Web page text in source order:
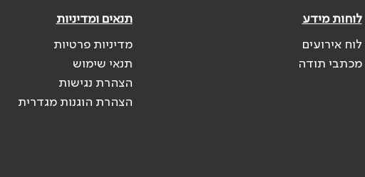
לוחות מידע
לוח אירועים
מכתבי תודה
תנאים ומדיניות
מדיניות פרטיות
תנאי שימוש
הצהרת נגישות
הצהרת הוגנות מגדרית